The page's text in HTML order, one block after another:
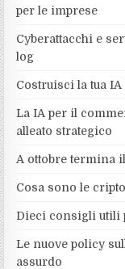
per le imprese
Cyberattacchi e
log
Costruisci la tua IA
La IA per il
alleato strategico
A ottobre termina
Cosa sono le
Dieci consigli utili
Le nuove policy
assurdo